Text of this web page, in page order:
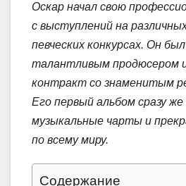
Оскар начал свою
с выступлений на
певческих конкурсах. Он
талантливым продюсером
контракт со знаменитым
Его первый альбом сразу же
музыкальные чарты и
по всему миру.
Содержание